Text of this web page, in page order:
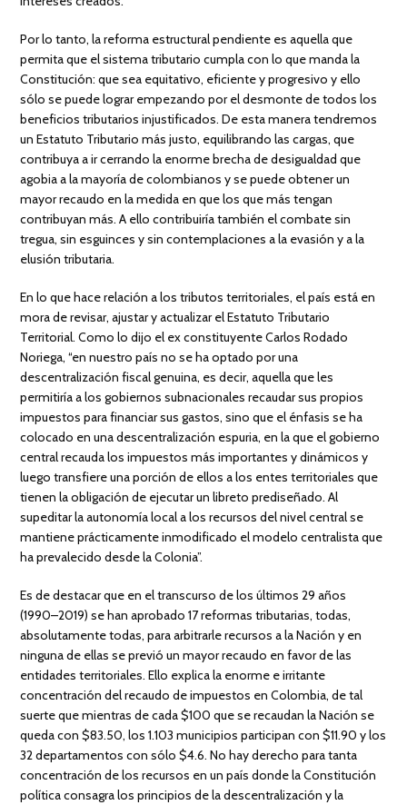
Por lo tanto, la reforma estructural pendiente es aquella que
permita que el sistema tributario cumpla con lo que manda la
Constitución: que sea equitativo, eficiente y progresivo y ello
sólo se puede lograr empezando por el desmonte de todos los
beneficios tributarios injustificados. De esta manera tendremos
un Estatuto Tributario más justo, equilibrando las cargas, que
contribuya a ir cerrando la enorme brecha de desigualdad que
agobia a la mayoría de colombianos y se puede obtener un
mayor recaudo en la medida en que los que más tengan
contribuyan más. A ello contribuiría también el combate sin
tregua, sin esguinces y sin contemplaciones a la evasión y a la
elusión tributaria.
En lo que hace relación a los tributos territoriales, el país está en
mora de revisar, ajustar y actualizar el Estatuto Tributario
Territorial. Como lo dijo el ex constituyente Carlos Rodado
Noriega, “en nuestro país no se ha optado por una
descentralización fiscal genuina, es decir, aquella que les
permitiría a los gobiernos subnacionales recaudar sus propios
impuestos para financiar sus gastos, sino que el énfasis se ha
colocado en una descentralización espuria, en la que el gobierno
central recauda los impuestos más importantes y dinámicos y
luego transfiere una porción de ellos a los entes territoriales que
tienen la obligación de ejecutar un libreto prediseñado. Al
supeditar la autonomía local a los recursos del nivel central se
mantiene prácticamente inmodificado el modelo centralista que
ha prevalecido desde la Colonia”.
Es de destacar que en el transcurso de los últimos 29 años
(1990–2019) se han aprobado 17 reformas tributarias, todas,
absolutamente todas, para arbitrarle recursos a la Nación y en
ninguna de ellas se previó un mayor recaudo en favor de las
entidades territoriales. Ello explica la enorme e irritante
concentración del recaudo de impuestos en Colombia, de tal
suerte que mientras de cada $100 que se recaudan la Nación se
queda con $83.50, los 1.103 municipios participan con $11.90 y los
32 departamentos con sólo $4.6. No hay derecho para tanta
concentración de los recursos en un país donde la Constitución
política consagra los principios de la descentralización y la